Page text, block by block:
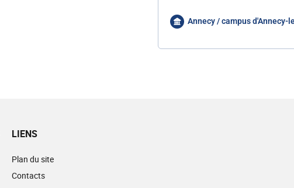
Annecy / campus d'Annecy-
LIENS
Plan du site
Contacts